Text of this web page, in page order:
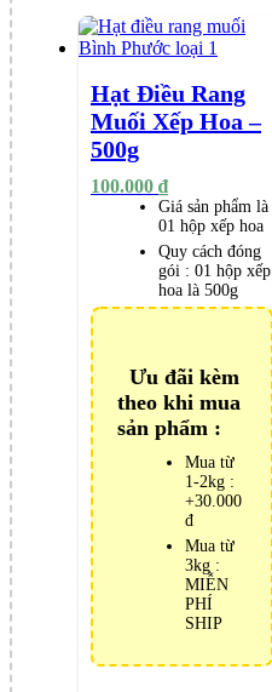
Hạt Điều Rang
Muối Xếp Hoa –
500g
100.000 ₫
Giá sản phẩm là
01 hộp xếp hoa
Quy cách đóng
gói : 01 hộp xếp
hoa là 500g
Ưu đãi kèm
theo khi mua
sản phẩm :
Mua từ
1-2kg :
+30.000
đ
Mua từ
3kg :
MIỄN
PHÍ
SHIP